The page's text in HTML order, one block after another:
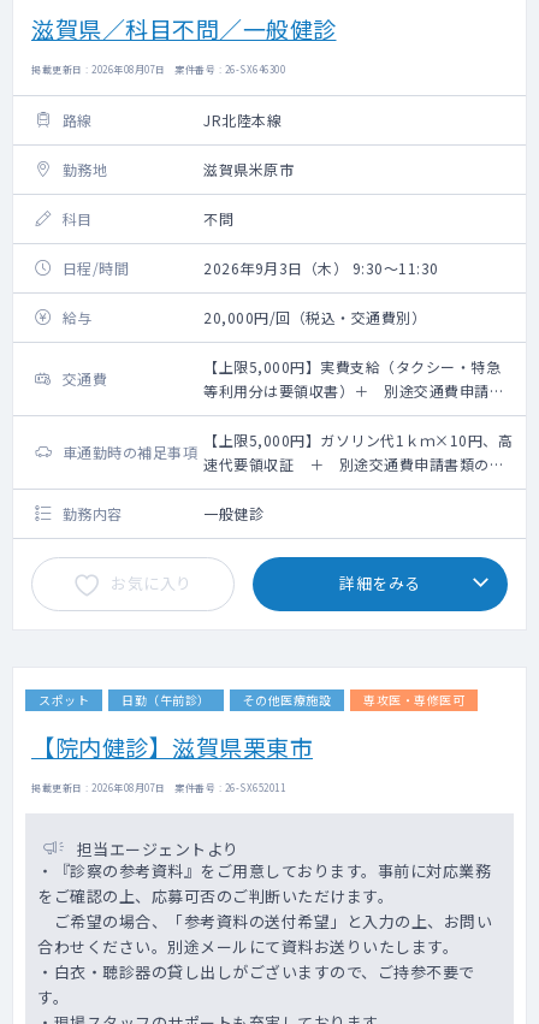
滋賀県／科目不問／一般健診
掲載更新日 : 2026年08月07日 案件番号 : 26-SX646300
路線 JR北陸本線
勤務地 滋賀県米原市
科目 不問
日程/時間 2026年9月3日（木） 9:30～11:30
給与 20,000円/回（税込・交通費別）
交通費
【上限5,000円】実費支給（タクシー・特急
等利用分は要領収書）＋ 別途交通費申請書
類のご提出が必要です
車通勤時の補足事項
【上限5,000円】ガソリン代1ｋｍ×10円、高
速代要領収証 ＋ 別途交通費申請書類のご
提出が必要です
勤務内容
一般健診
お気に入り 詳細をみる
スポット 日勤（午前診） その他医療施設 専攻医・専修医可
【院内健診】滋賀県栗東市
掲載更新日 : 2026年08月07日 案件番号 : 26-SX652011
担当エージェントより
・『診察の参考資料』をご用意しております。事前に対応業務
をご確認の上、応募可否のご判断いただけます。
ご希望の場合、「参考資料の送付希望」と入力の上、お問い
合わせください。別途メールにて資料お送りいたします。
・白衣・聴診器の貸し出しがございますので、ご持参不要で
す。